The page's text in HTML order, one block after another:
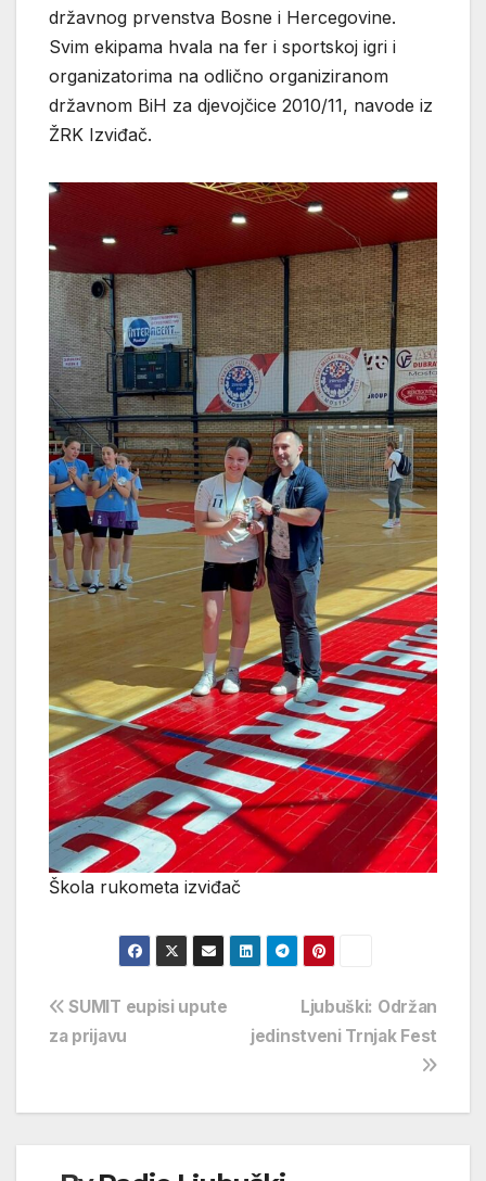
državnog prvenstva Bosne i Hercegovine.
Svim ekipama hvala na fer i sportskoj igri i
organizatorima na odlično organiziranom
državnom BiH za djevojčice 2010/11, navode iz
ŽRK Izviđač.
Škola rukometa izviđač
Navigacija
objava
Ljubuški: Održan
jedinstveni Trnjak Fest
SUMIT eupisi upute
za prijavu